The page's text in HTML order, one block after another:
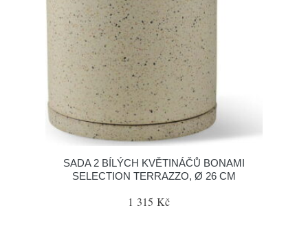
SADA 2 BÍLÝCH KVĚTINÁČŮ BONAMI
SELECTION TERRAZZO, Ø 26 CM
1 315 Kč